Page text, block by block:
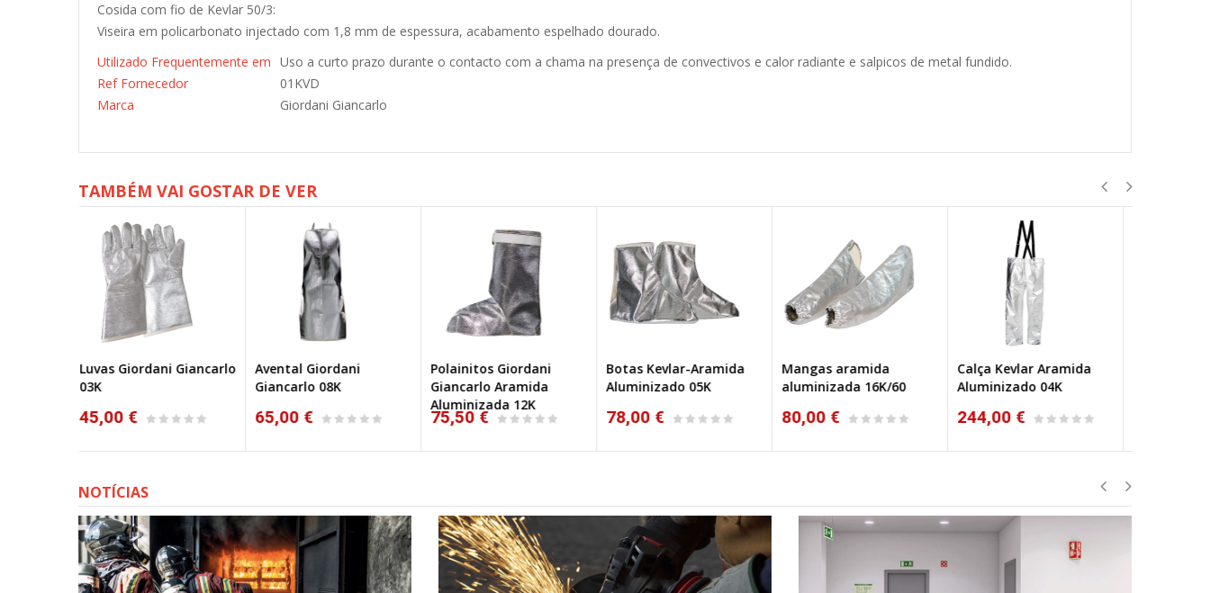
Cosida com fio de Kevlar 50/3:
Viseira em policarbonato injectado com 1,8 mm de espessura, acabamento espelhado dourado.
Utilizado Frequentemente em Uso a curto prazo durante o contacto com a chama na presença de convectivos e calor radiante e salpicos de metal fundido.
Ref Fornecedor
01KVD
Marca
Giordani Giancarlo
TAMBÉM VAI GOSTAR DE VER
Avental Giordani
Giancarlo 08K
65,00 €
Polainitos Giordani
Giancarlo Aramida
75,50 €
Botas Kevlar-Aramida
Aluminizado 05K
78,00 €
Mangas aramida
aluminizada 16K/60
80,00 €
Calça Kevlar Aramida
Aluminizado 04K
244,00 €
Calça Aluminizada 04PA
S&L
262,00 €
NOTÍCIAS